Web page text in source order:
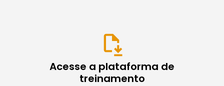
Acesse a plataforma de
treinamento